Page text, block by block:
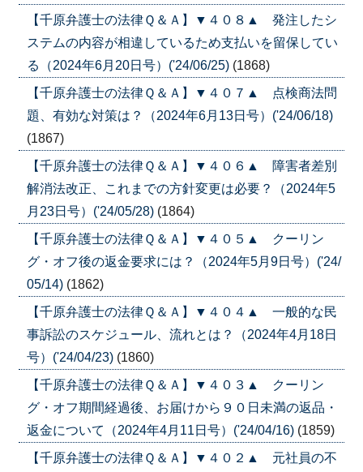
【千原弁護士の法律Ｑ＆Ａ】▼４０８▲ 発注したシ
ステムの内容が相違しているため支払いを留保してい
る（2024年6月20日号）('24/06/25) (1868)
【千原弁護士の法律Ｑ＆Ａ】▼４０７▲ 点検商法問
題、有効な対策は？（2024年6月13日号）('24/06/18)
(1867)
【千原弁護士の法律Ｑ＆Ａ】▼４０６▲ 障害者差別
解消法改正、これまでの方針変更は必要？（2024年5
月23日号）('24/05/28) (1864)
【千原弁護士の法律Ｑ＆Ａ】▼４０５▲ クーリン
グ・オフ後の返金要求には？（2024年5月9日号）('24/
05/14) (1862)
【千原弁護士の法律Ｑ＆Ａ】▼４０４▲ 一般的な民
事訴訟のスケジュール、流れとは？（2024年4月18日
号）('24/04/23) (1860)
【千原弁護士の法律Ｑ＆Ａ】▼４０３▲ クーリン
グ・オフ期間経過後、お届けから９０日未満の返品・
返金について（2024年4月11日号）('24/04/16) (1859)
【千原弁護士の法律Ｑ＆Ａ】▼４０２▲ 元社員の不